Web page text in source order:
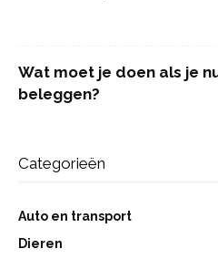
Wat moet je doen als je
beleggen?
Categorieën
Auto en transport
Dieren